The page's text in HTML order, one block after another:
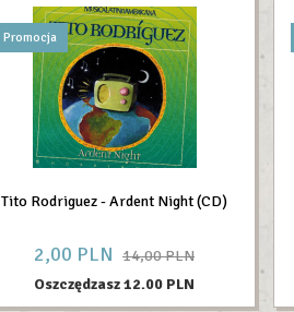
Promocja
Tito Rodriguez - Ardent Night (CD)
2,00 PLN 14,00 PLN
Oszczędzasz 12.00 PLN